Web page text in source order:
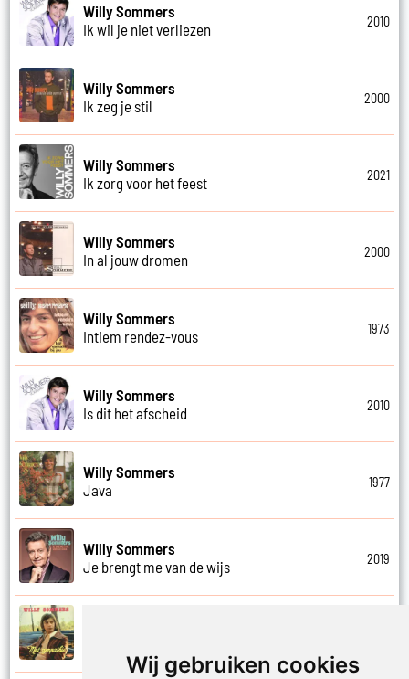
Wij gebruiken cookies
Willy Sommers
Ik wil je niet verliezen
2010
Willy Sommers
Ik zeg je stil
2000
Willy Sommers
Ik zorg voor het feest
2021
Willy Sommers
In al jouw dromen
2000
Willy Sommers
Intiem rendez-vous
1973
Willy Sommers
Is dit het afscheid
2010
Willy Sommers
Java
1977
Willy Sommers
Je brengt me van de wijs
2019